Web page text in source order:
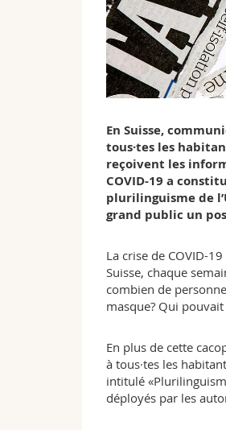
En Suisse,
tous·tes les
reçoivent les
COVID-19 a
plurilinguisme de
grand public un
La crise de COVID-
Suisse, chaque
combien de
masque? Qui
En plus de cette
à tous·tes les
intitulé
déployés par les